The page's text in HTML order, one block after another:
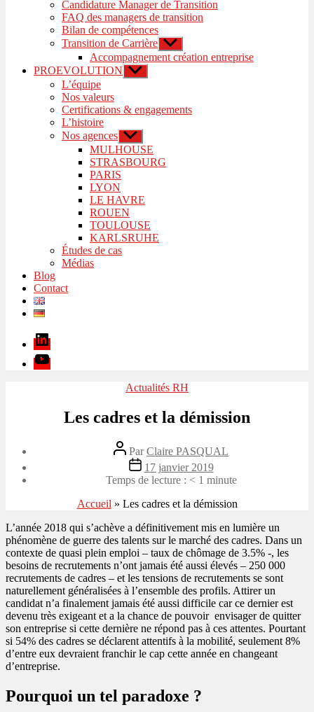
Candidature Manager de Transition
FAQ des managers de transition
Bilan de compétences
Transition de Carrière Afficher
le
sous-
Accompagnement création entreprise
PROEVOLUTION Afficher
le
L’équipe
Nos valeurs
Certifications & engagements
L’histoire
Nos agences Afficher
le
sous-
menu
MULHOUSE
STRASBOURG
PARIS
LYON
LE HAVRE
ROUEN
TOULOUSE
KARLSRUHE
Études de cas
Médias
Blog
Contact
Linkedin
Youtube
Catégories
Actualités RH
Les cadres et la démission
Auteur
de
l’article
ParClaire PASQUAL
Date
de
l’article
17 janvier 2019
Temps de lecture : < 1 minute
Accueil » Les cadres et la démission
L’année 2018 qui s’achève a définitivement mis en lumière un
phénomène de guerre des talents sur le marché des cadres. Dans un
contexte de quasi plein emploi – taux de chômage de 3.5% -, les
besoins de recrutements n’ont jamais été aussi élevés – 250 000
recrutements de cadres – et les tensions de recrutements se sont
naturellement généralisées à l’ensemble des profils. Attirer un
candidat n’a finalement jamais été aussi difficile car ce dernier est
devenu très exigeant et a la chance de pouvoir envisager de quitter
son entreprise si cette dernière ne répond pas à ces attentes. Pourtant
si 54% des cadres se déclarent attentifs à la mobilité, seulement 8%
d’entre eux devraient franchir le cap cette année en changeant
d’entreprise.
Pourquoi un tel paradoxe ?